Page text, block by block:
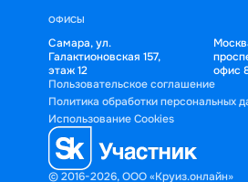
ОФИСЫ
Самара, ул.
Галактионовская 157,
этаж 12
офис
© 2016-2026, ООО «Круиз.онлайн»
Пользовательское соглашение
Политика обработки персональных
Использование Cookies